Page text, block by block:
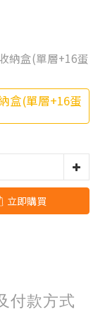
納盒(單層+16蛋
盒(單層+16蛋
立即購買
付款方式